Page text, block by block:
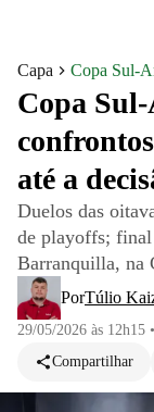
Capa Copa Sul-
Copa
até a
Duelos das
de playoffs; final
Barranquilla, na
PorTúlio
29/05/2026 às 12h15 •
Compartilhar